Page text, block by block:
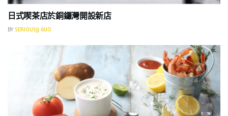
日式喫茶店於銅鑼灣開設新店
BY SERIOUSJJ 6UO